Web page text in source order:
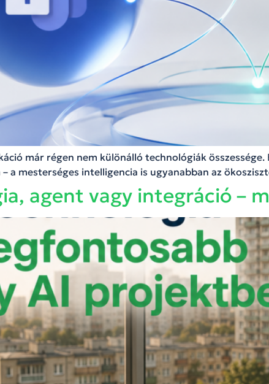
már régen nem különálló technológiák
a mesterséges intelligencia is ugyanabban az
agent vagy integráció –